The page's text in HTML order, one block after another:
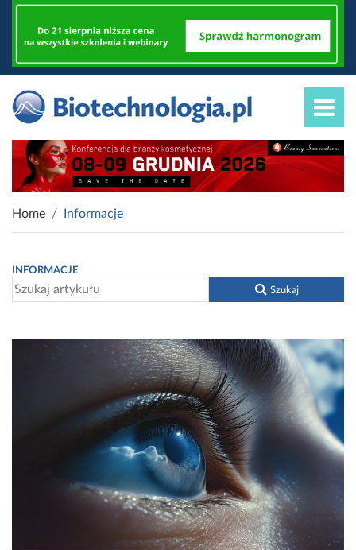
Home Informacje
INFORMACJE
Szukaj